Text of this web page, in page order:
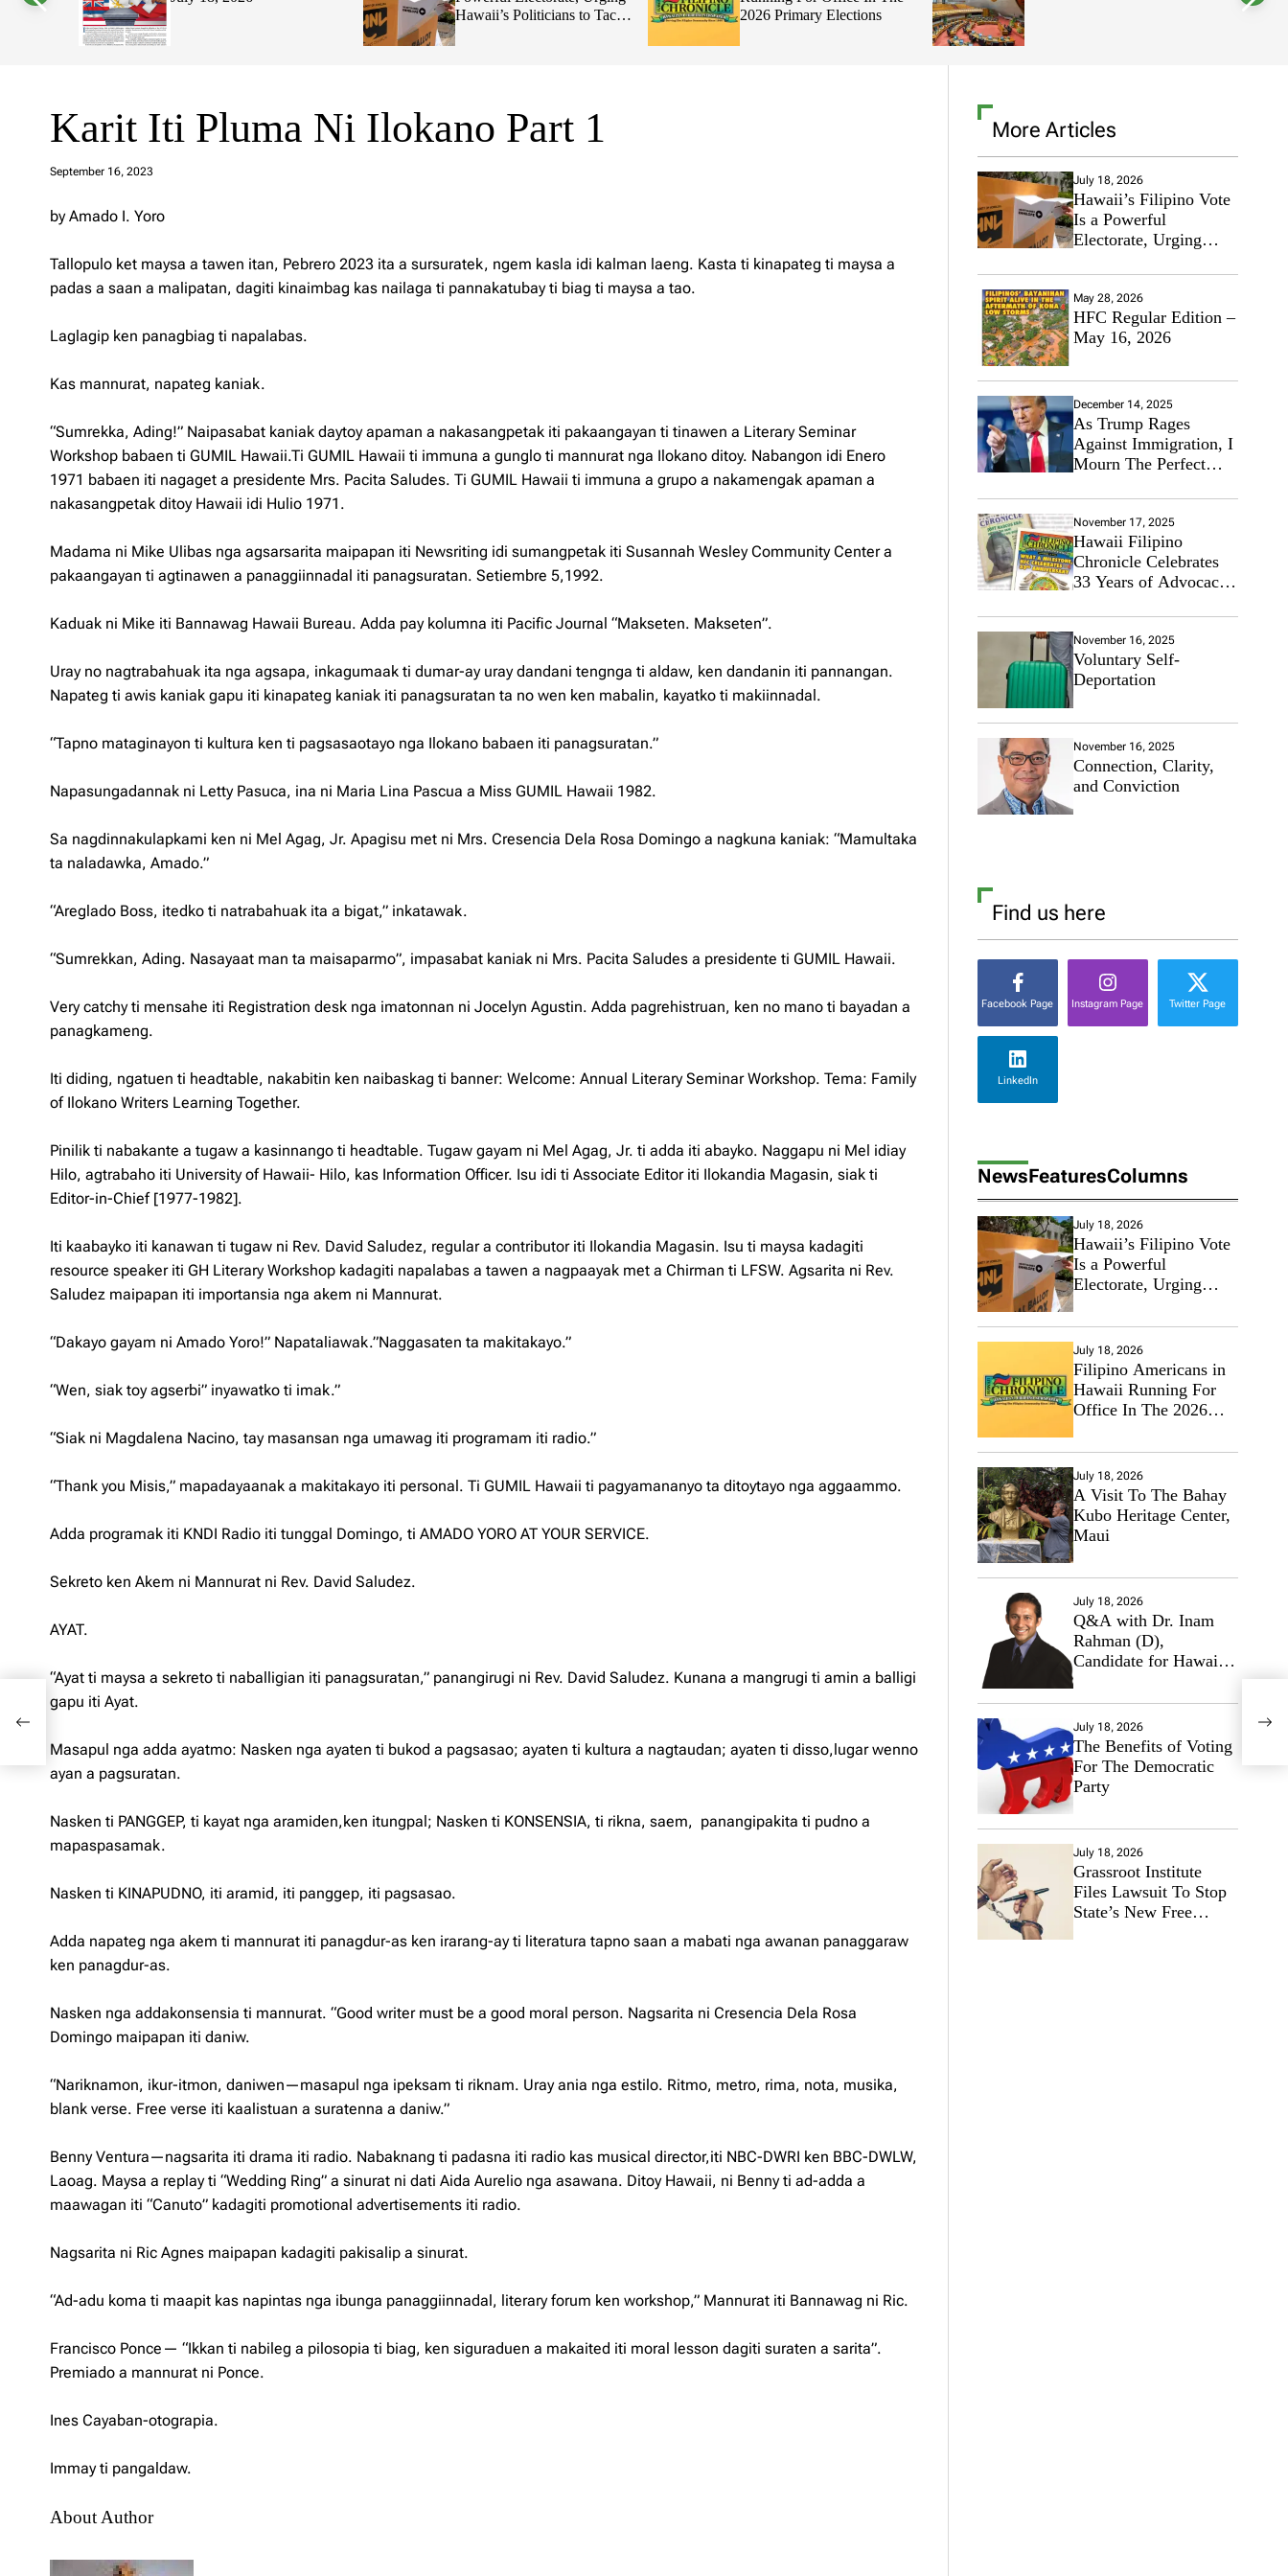
t
Hawaii’s Politicians to Tackle
Affordability
2026 Primary Elections
Karit Iti Pluma Ni Ilokano Part 1
September 16, 2023
a
m
by Amado I. Yoro
Tallopulo ket maysa a tawen itan, Pebrero 2023 ita a sursuratek, ngem kasla idi kalman laeng. Kasta ti kinapateg ti maysa a
padas a saan a malipatan, dagiti kinaimbag kas nailaga ti pannakatubay ti biag ti maysa a tao.
Laglagip ken panagbiag ti napalabas.
Kas mannurat, napateg kaniak.
“Sumrekka, Ading!” Naipasabat kaniak daytoy apaman a nakasangpetak iti pakaangayan ti tinawen a Literary Seminar
Workshop babaen ti GUMIL Hawaii.Ti GUMIL Hawaii ti immuna a gunglo ti mannurat nga Ilokano ditoy. Nabangon idi Enero
1971 babaen iti nagaget a presidente Mrs. Pacita Saludes. Ti GUMIL Hawaii ti immuna a grupo a nakamengak apaman a
nakasangpetak ditoy Hawaii idi Hulio 1971.
Madama ni Mike Ulibas nga agsarsarita maipapan iti Newsriting idi sumangpetak iti Susannah Wesley Community Center a
pakaangayan ti agtinawen a panaggiinnadal iti panagsuratan. Setiembre 5,1992.
Kaduak ni Mike iti Bannawag Hawaii Bureau. Adda pay kolumna iti Pacific Journal “Makseten. Makseten”.
Uray no nagtrabahuak ita nga agsapa, inkagumaak ti dumar-ay uray dandani tengnga ti aldaw, ken dandanin iti pannangan.
Napateg ti awis kaniak gapu iti kinapateg kaniak iti panagsuratan ta no wen ken mabalin, kayatko ti makiinnadal.
“Tapno mataginayon ti kultura ken ti pagsasaotayo nga Ilokano babaen iti panagsuratan.”
Napasungadannak ni Letty Pasuca, ina ni Maria Lina Pascua a Miss GUMIL Hawaii 1982.
Sa nagdinnakulapkami ken ni Mel Agag, Jr. Apagisu met ni Mrs. Cresencia Dela Rosa Domingo a nagkuna kaniak: “Mamultaka
ta naladawka, Amado.”
“Areglado Boss, itedko ti natrabahuak ita a bigat,” inkatawak.
“Sumrekkan, Ading. Nasayaat man ta maisaparmo”, impasabat kaniak ni Mrs. Pacita Saludes a presidente ti GUMIL Hawaii.
Very catchy ti mensahe iti Registration desk nga imatonnan ni Jocelyn Agustin. Adda pagrehistruan, ken no mano ti bayadan a
panagkameng.
Iti diding, ngatuen ti headtable, nakabitin ken naibaskag ti banner: Welcome: Annual Literary Seminar Workshop. Tema: Family
of Ilokano Writers Learning Together.
Pinilik ti nabakante a tugaw a kasinnango ti headtable. Tugaw gayam ni Mel Agag, Jr. ti adda iti abayko. Naggapu ni Mel idiay
Hilo, agtrabaho iti University of Hawaii- Hilo, kas Information Officer. Isu idi ti Associate Editor iti Ilokandia Magasin, siak ti
Editor-in-Chief [1977-1982].
Iti kaabayko iti kanawan ti tugaw ni Rev. David Saludez, regular a contributor iti Ilokandia Magasin. Isu ti maysa kadagiti
resource speaker iti GH Literary Workshop kadagiti napalabas a tawen a nagpaayak met a Chirman ti LFSW. Agsarita ni Rev.
Saludez maipapan iti importansia nga akem ni Mannurat.
“Dakayo gayam ni Amado Yoro!” Napataliawak.”Naggasaten ta makitakayo.”
“Wen, siak toy agserbi” inyawatko ti imak.”
“Siak ni Magdalena Nacino, tay masansan nga umawag iti programam iti radio.”
“Thank you Misis,” mapadayaanak a makitakayo iti personal. Ti GUMIL Hawaii ti pagyamananyo ta ditoytayo nga aggaammo.
Adda programak iti KNDI Radio iti tunggal Domingo, ti AMADO YORO AT YOUR SERVICE.
Sekreto ken Akem ni Mannurat ni Rev. David Saludez.
AYAT.
“Ayat ti maysa a sekreto ti naballigian iti panagsuratan,” panangirugi ni Rev. David Saludez. Kunana a mangrugi ti amin a balligi
gapu iti Ayat.
Masapul nga adda ayatmo: Nasken nga ayaten ti bukod a pagsasao; ayaten ti kultura a nagtaudan; ayaten ti disso,lugar wenno
ayan a pagsuratan.
Nasken ti PANGGEP, ti kayat nga aramiden,ken itungpal; Nasken ti KONSENSIA, ti rikna, saem, panangipakita ti pudno a
mapaspasamak.
Nasken ti KINAPUDNO, iti aramid, iti panggep, iti pagsasao.
Adda napateg nga akem ti mannurat iti panagdur-as ken irarang-ay ti literatura tapno saan a mabati nga awanan panaggaraw
ken panagdur-as.
Nasken nga addakonsensia ti mannurat. “Good writer must be a good moral person. Nagsarita ni Cresencia Dela Rosa
Domingo maipapan iti daniw.
“Nariknamon, ikur-itmon, daniwen—masapul nga ipeksam ti riknam. Uray ania nga estilo. Ritmo, metro, rima, nota, musika,
blank verse. Free verse iti kaalistuan a suratenna a daniw.”
Benny Ventura—nagsarita iti drama iti radio. Nabaknang ti padasna iti radio kas musical director,iti NBC-DWRI ken BBC-DWLW,
Laoag. Maysa a replay ti “Wedding Ring” a sinurat ni dati Aida Aurelio nga asawana. Ditoy Hawaii, ni Benny ti ad-adda a
maawagan iti “Canuto” kadagiti promotional advertisements iti radio.
Nagsarita ni Ric Agnes maipapan kadagiti pakisalip a sinurat.
“Ad-adu koma ti maapit kas napintas nga ibunga panaggiinnadal, literary forum ken workshop,” Mannurat iti Bannawag ni Ric.
Francisco Ponce— “Ikkan ti nabileg a pilosopia ti biag, ken siguraduen a makaited iti moral lesson dagiti suraten a sarita”.
Premiado a mannurat ni Ponce.
Ines Cayaban-otograpia.
Immay ti pangaldaw.
About Author
More Articles
July 18, 2026
Hawaii’s Filipino Vote
Is a Powerful
Electorate, Urging
Tackle Affordability
May 28, 2026
HFC Regular Edition –
May 16, 2026
December 14, 2025
As Trump Rages
Against Immigration, I
Mourn The Perfect
November 17, 2025
Hawaii Filipino
Chronicle Celebrates
33 Years of Advocacy
Community
November 16, 2025
Voluntary Self-
Deportation
November 16, 2025
Connection, Clarity,
and Conviction
Find us here
Facebook Page Instagram Page Twitter Page
LinkedIn
NewsFeaturesColumns
July 18, 2026
Hawaii’s Filipino Vote
Is a Powerful
Electorate, Urging
Tackle Affordability
July 18, 2026
Filipino Americans in
Hawaii Running For
Office In The 2026
July 18, 2026
A Visit To The Bahay
Kubo Heritage Center,
Maui
July 18, 2026
Q&A with Dr. Inam
Rahman (D),
Candidate for Hawaii
State Senate
July 18, 2026
The Benefits of Voting
For The Democratic
Party
July 18, 2026
Grassroot Institute
Files Lawsuit To Stop
State’s New Free